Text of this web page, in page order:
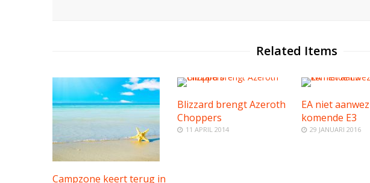
Related Items
Campzone keert terug in
Blizzard brengt Azeroth
Choppers
11 APRIL 2014
EA niet
komende E3
29 JANUARI 2016